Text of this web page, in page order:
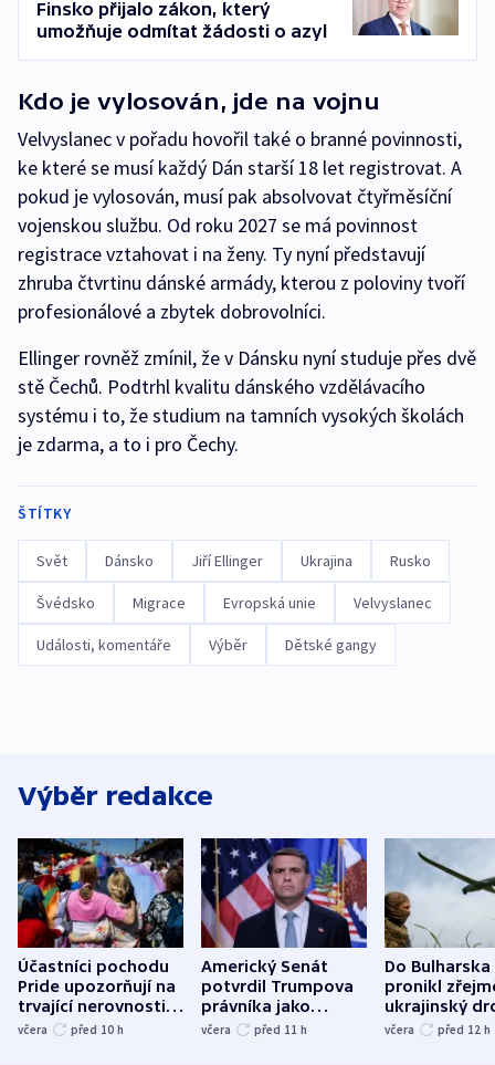
Finsko přijalo zákon, který
umožňuje odmítat žádosti o azyl
Kdo je vylosován, jde na vojnu
Velvyslanec v pořadu hovořil také o branné povinnosti,
ke které se musí každý Dán starší 18 let registrovat. A
pokud je vylosován, musí pak absolvovat čtyřměsíční
vojenskou službu. Od roku 2027 se má povinnost
registrace vztahovat i na ženy. Ty nyní představují
zhruba čtvrtinu dánské armády, kterou z poloviny tvoří
profesionálové a zbytek dobrovolníci.
Ellinger rovněž zmínil, že v Dánsku nyní studuje přes dvě
stě Čechů. Podtrhl kvalitu dánského vzdělávacího
systému i to, že studium na tamních vysokých školách
je zdarma, a to i pro Čechy.
ŠTÍTKY
Svět Dánsko Jiří Ellinger Ukrajina Rusko
Švédsko Migrace Evropská unie Velvyslanec
Události, komentáře Výběr Dětské gangy
Výběr redakce
Účastníci pochodu
Pride upozorňují na
trvající nerovnosti i
společenskou
včera před 10 h
Americký Senát
potvrdil Trumpova
právníka jako
ministra
včera před 11 h
Do Bulharska
pronikl
ukrajinský
explodoval
včera před 12 h